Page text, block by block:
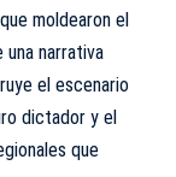
moldearon el
narrativa
el escenario
dictador y el
que